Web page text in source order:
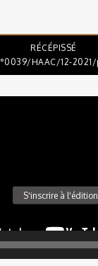
RÉCÉPISSÉ
HAAC/12-